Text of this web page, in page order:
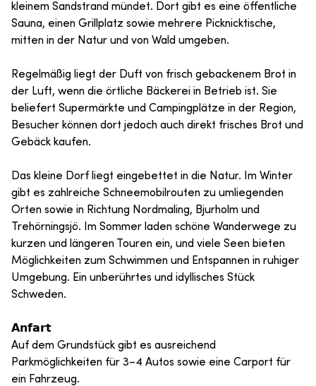
kleinem Sandstrand mündet. Dort gibt es eine öffentliche
Sauna, einen Grillplatz sowie mehrere Picknicktische,
mitten in der Natur und von Wald umgeben.
Regelmäßig liegt der Duft von frisch gebackenem Brot in
der Luft, wenn die örtliche Bäckerei in Betrieb ist. Sie
beliefert Supermärkte und Campingplätze in der Region,
Besucher können dort jedoch auch direkt frisches Brot und
Gebäck kaufen.
Das kleine Dorf liegt eingebettet in die Natur. Im Winter
gibt es zahlreiche Schneemobilrouten zu umliegenden
Orten sowie in Richtung Nordmaling, Bjurholm und
Trehörningsjö. Im Sommer laden schöne Wanderwege zu
kurzen und längeren Touren ein, und viele Seen bieten
Möglichkeiten zum Schwimmen und Entspannen in ruhiger
Umgebung. Ein unberührtes und idyllisches Stück
Schweden.
𝗔𝗻𝗳𝗮𝗿𝘁
Auf dem Grundstück gibt es ausreichend
Parkmöglichkeiten für 3–4 Autos sowie eine Carport für
ein Fahrzeug.